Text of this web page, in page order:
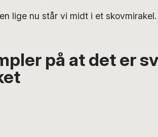
lige nu står vi midt i et
på at det er